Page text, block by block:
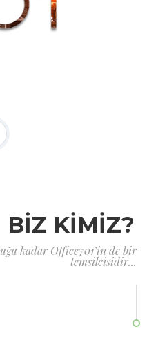
BİZ KİMİZ?
kadar Office701’in de bir
temsilcisidir...